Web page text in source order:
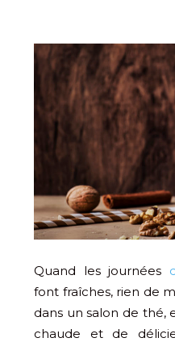
Quand les journées
font fraîches, rien de
dans un salon de thé,
chaude et de